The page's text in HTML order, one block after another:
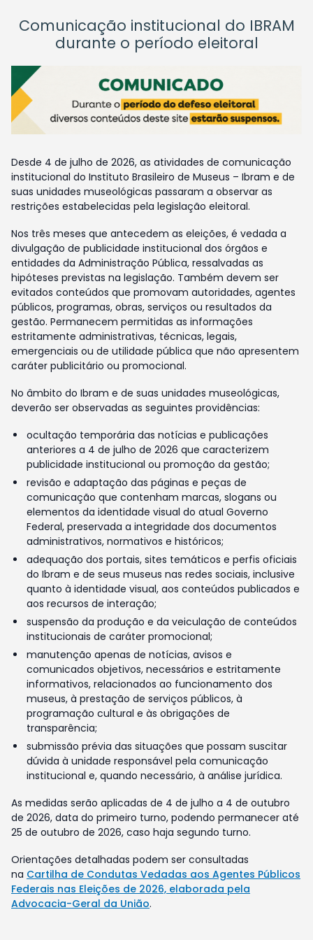
Comunicação institucional do IBRAM
durante o período eleitoral
Desde 4 de julho de 2026, as atividades de comunicação
institucional do Instituto Brasileiro de Museus – Ibram e de
suas unidades museológicas passaram a observar as
restrições estabelecidas pela legislação eleitoral.
Nos três meses que antecedem as eleições, é vedada a
divulgação de publicidade institucional dos órgãos e
entidades da Administração Pública, ressalvadas as
hipóteses previstas na legislação. Também devem ser
evitados conteúdos que promovam autoridades, agentes
públicos, programas, obras, serviços ou resultados da
gestão. Permanecem permitidas as informações
estritamente administrativas, técnicas, legais,
emergenciais ou de utilidade pública que não apresentem
caráter publicitário ou promocional.
No âmbito do Ibram e de suas unidades museológicas,
deverão ser observadas as seguintes providências:
ocultação temporária das notícias e publicações
anteriores a 4 de julho de 2026 que caracterizem
publicidade institucional ou promoção da gestão;
revisão e adaptação das páginas e peças de
comunicação que contenham marcas, slogans ou
elementos da identidade visual do atual Governo
Federal, preservada a integridade dos documentos
administrativos, normativos e históricos;
adequação dos portais, sites temáticos e perfis oficiais
do Ibram e de seus museus nas redes sociais, inclusive
quanto à identidade visual, aos conteúdos publicados e
aos recursos de interação;
suspensão da produção e da veiculação de conteúdos
institucionais de caráter promocional;
manutenção apenas de notícias, avisos e
comunicados objetivos, necessários e estritamente
informativos, relacionados ao funcionamento dos
museus, à prestação de serviços públicos, à
programação cultural e às obrigações de
transparência;
submissão prévia das situações que possam suscitar
dúvida à unidade responsável pela comunicação
institucional e, quando necessário, à análise jurídica.
As medidas serão aplicadas de 4 de julho a 4 de outubro
de 2026, data do primeiro turno, podendo permanecer até
25 de outubro de 2026, caso haja segundo turno.
Orientações detalhadas podem ser consultadas
na Cartilha de Condutas Vedadas aos Agentes Públicos
Federais nas Eleições de 2026, elaborada pela
Advocacia-Geral da União.